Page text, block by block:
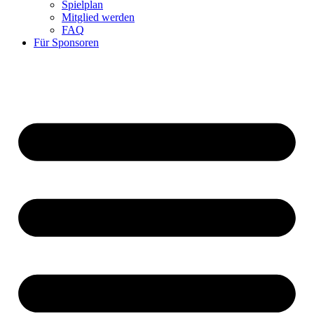
Spielplan
Mitglied werden
FAQ
Für Sponsoren